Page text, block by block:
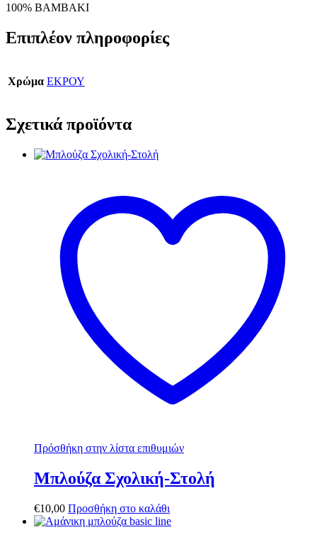
100% ΒΑΜΒΑΚΙ
Επιπλέον πληροφορίες
Χρώμα ΕΚΡΟΥ
Σχετικά προϊόντα
Πρόσθήκη στην λίστα επιθυμιών
Μπλούζα Σχολική-Στολή
€10,00 Προσθήκη στο καλάθι